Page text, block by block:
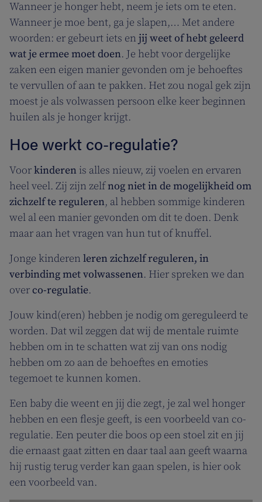
Wanneer je honger hebt, neem je iets om te eten.
Wanneer je moe bent, ga je slapen,… Met andere
woorden: er gebeurt iets en jij weet of hebt geleerd
wat je ermee moet doen. Je hebt voor dergelijke
zaken een eigen manier gevonden om je behoeftes
te vervullen of aan te pakken. Het zou nogal gek zijn
moest je als volwassen persoon elke keer beginnen
huilen als je honger krijgt.
Hoe werkt co-regulatie?
Voorkinderen is alles nieuw, zij voelen en ervaren
heel veel. Zij zijn zelfnog niet in de mogelijkheid om
zichzelf te reguleren, al hebben sommige kinderen
wel al een manier gevonden om dit te doen. Denk
maar aan het vragen van hun tut of knuffel.
Jonge kinderen leren zichzelf reguleren, in
verbinding met volwassenen. Hier spreken we dan
overco-regulatie.
Jouw kind(eren) hebben je nodig om gereguleerd te
worden. Dat wil zeggen dat wij de mentale ruimte
hebben om in te schatten wat zij van ons nodig
hebben om zo aan de behoeftes en emoties
tegemoet te kunnen komen.
Een baby die weent en jij die zegt, je zal wel honger
hebben en een flesje geeft, is een voorbeeld van co-
regulatie. Een peuter die boos op een stoel zit en jij
die ernaast gaat zitten en daar taal aan geeft waarna
hij rustig terug verder kan gaan spelen, is hier ook
een voorbeeld van.